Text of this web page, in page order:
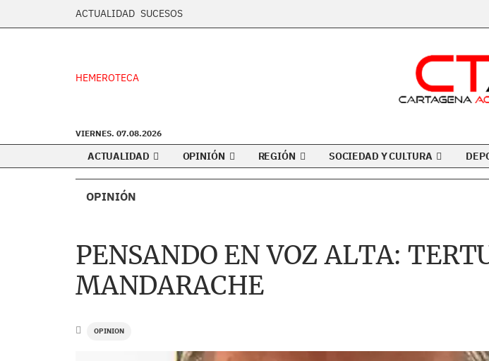
ACTUALIDAD SUCESOS
HEMEROTECA
VIERNES. 07.08.2026
ACTUALIDAD OPINIÓN REGIÓN SOCIEDAD Y CULTURA
OPINIÓN
PENSANDO EN VOZ ALTA:
MANDARACHE
OPINION